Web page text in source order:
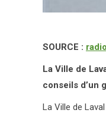
SOURCE :
La Ville de
conseils d’un
La Ville de